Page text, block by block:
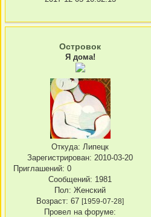
Островок
Я дома!
Откуда: Липецк
Зарегистрирован: 2010-03-20
Приглашений: 0
Сообщений: 1981
Пол: Женский
Возраст: 67 [1959-07-28]
Провел на форуме: